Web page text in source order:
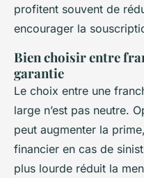
profitent souvent de
encourager la
Bien choisir entre
garantie
Le choix entre une
large n’est pas neutre.
peut augmenter la
financier en cas de
plus lourde réduit la